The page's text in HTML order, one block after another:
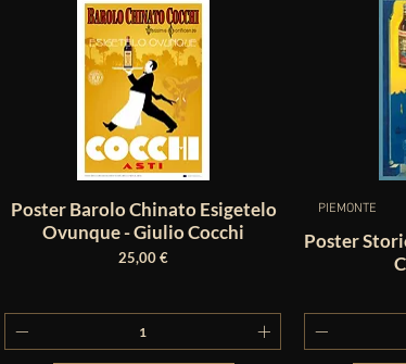
Poster Barolo Chinato Esigetelo
Ovunque - Giulio Cocchi
Prezzo
25,00 €
PIEMONTE
Poster